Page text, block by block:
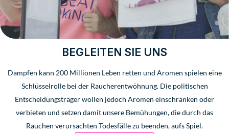
BEGLEITEN SIE UNS
Dampfen kann 200 Millionen Leben retten und Aromen spielen eine
Schlüsselrolle bei der Raucherentwöhnung. Die politischen
Entscheidungsträger wollen jedoch Aromen einschränken oder
verbieten und setzen damit unsere Bemühungen, die durch das
Rauchen verursachten Todesfälle zu beenden, aufs Spiel.